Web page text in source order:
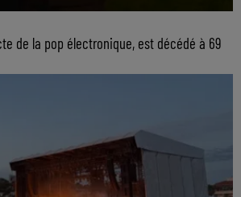
de la pop électronique, est décédé à 69